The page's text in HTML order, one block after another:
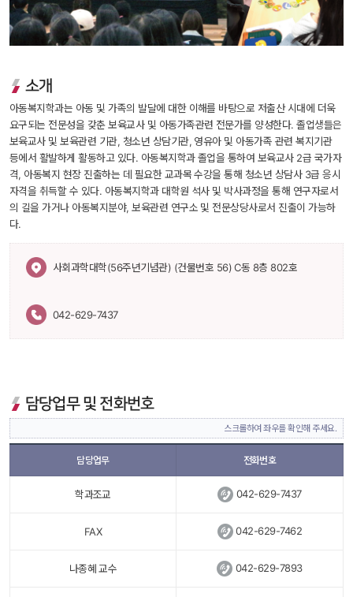
소개
아동복지학과는 아동 및 가족의 발달에 대한 이해를 바탕으로 저출산 시대에 더욱
요구되는 전문성을 갖춘 보육교사 및 아동가족관련 전문가를 양성한다. 졸업생들은
보육교사 및 보육관련 기관, 청소년 상담기관, 영유아 및 아동가족 관련 복지기관
등에서 활발하게 활동하고 있다. 아동복지학과 졸업을 통하여 보육교사 2급 국가자
격, 아동복지 현장 진출하는 데 필요한 교과목 수강을 통해 청소년 상담사 3급 응시
자격을 취득할 수 있다. 아동복지학과 대학원 석사 및 박사과정을 통해 연구자로서
의 길을 가거나 아동복지분야, 보육관련 연구소 및 전문상당사로서 진출이 가능하
다.
사회과학대학(56주년기념관) (건물번호 56) C동 8층 802호
042-629-7437
담당업무 및 전화번호
스크롤하여 좌우를 확인해 주세요.
담당업무 전화번호
학과조교 042-629-7437
FAX 042-629-7462
나종혜 교수 042-629-7893